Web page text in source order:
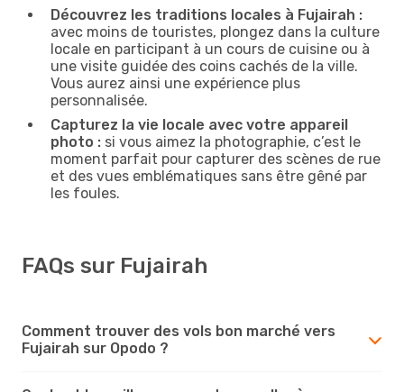
Découvrez les traditions locales à Fujairah :
avec moins de touristes, plongez dans la culture
locale en participant à un cours de cuisine ou à
une visite guidée des coins cachés de la ville.
Vous aurez ainsi une expérience plus
personnalisée.
Capturez la vie locale avec votre appareil
photo : si vous aimez la photographie, c’est le
moment parfait pour capturer des scènes de rue
et des vues emblématiques sans être gêné par
les foules.
FAQs sur Fujairah
Comment trouver des vols bon marché vers
Fujairah sur Opodo ?